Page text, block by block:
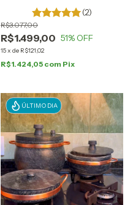
(2)
R$1.499,00
R$3.077,00
51% OFF
15x de R$121,02
R$1.424,05 com Pix
ÚLTIMO DIA